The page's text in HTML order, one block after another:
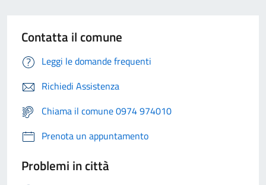
Contatta il comune
Leggi le domande frequenti
Richiedi Assistenza
Chiama il comune 0974 974010
Prenota un appuntamento
Problemi in città